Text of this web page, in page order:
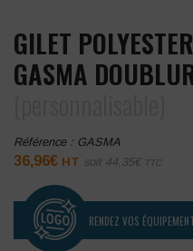
GILET
GASMA
Référence : GASMA
36,96€ HT soit 44,35€ TTC
RENDEZ VOS